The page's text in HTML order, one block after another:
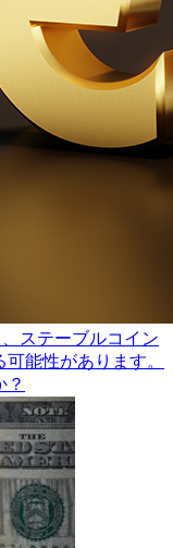
ステーブルコイン
能性があります。
？